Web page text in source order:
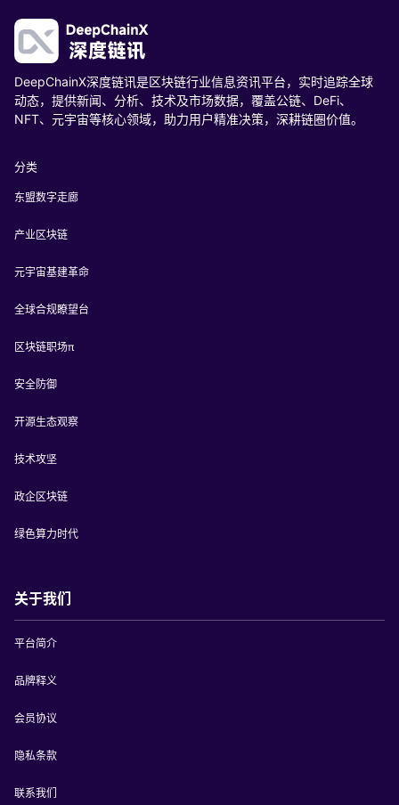
DeepChainX深度链讯是区块链行业信息资讯平台，实时追踪全球
动态，提供新闻、分析、技术及市场数据，覆盖公链、DeFi、
NFT、元宇宙等核心领域，助力用户精准决策，深耕链圈价值。
分类
东盟数字走廊
产业区块链
元宇宙基建革命
全球合规瞭望台
区块链职场π
安全防御
开源生态观察
技术攻坚
政企区块链
绿色算力时代
关于我们
平台简介
品牌释义
会员协议
隐私条款
联系我们